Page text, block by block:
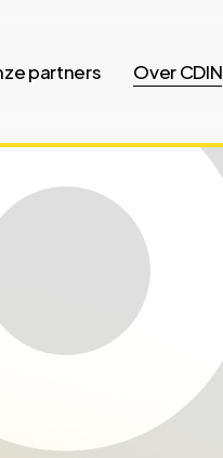
partners Over CDIN